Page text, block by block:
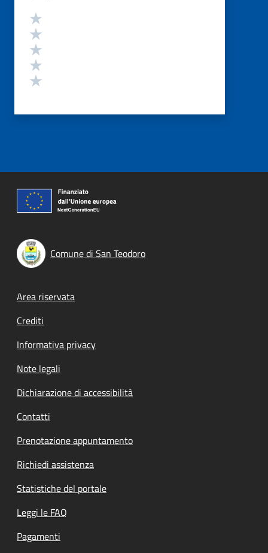
Valutazione
Comune di San Teodoro
Footer menu
Area riservata
Crediti
Informativa privacy
Note legali
Dichiarazione di accessibilità
Contatti
Prenotazione appuntamento
Richiedi assistenza
Statistiche del portale
Leggi le FAQ
Pagamenti